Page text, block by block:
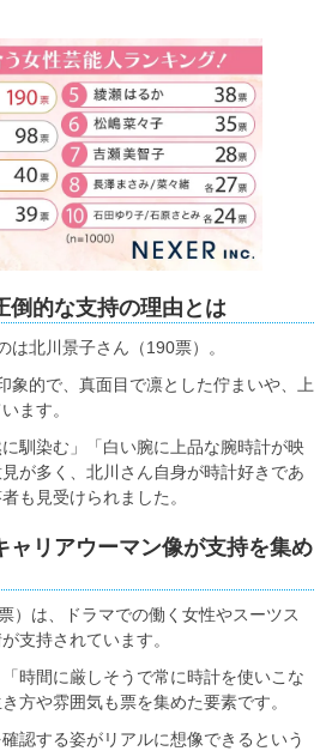
倒的な支持の理由とは
は北川景子さん（190票）。
象的で、真面目で凛とした佇まいや、上
ます。
に馴染む」「白い腕に上品な腕時計が映
が多く、北川さん自身が時計好きであ
も見受けられました。
ャリアウーマン像が支持を集め
）は、ドラマでの働く女性やスーツス
支持されています。
「時間に厳しそうで常に時計を使いこな
方や雰囲気も票を集めた要素です。
認する姿がリアルに想像できるという